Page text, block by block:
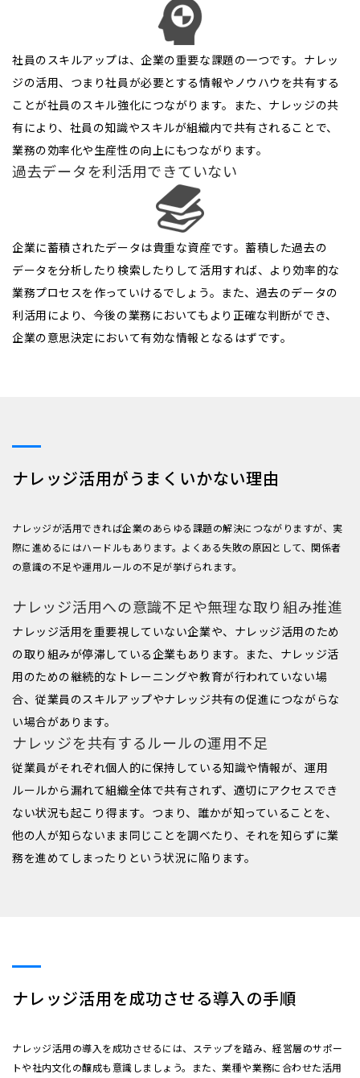
社員のスキルアップは、企業の重要な課題の一つです。ナレッ
ジの活用、つまり社員が必要とする情報やノウハウを共有する
ことが社員のスキル強化につながります。また、ナレッジの共
有により、社員の知識やスキルが組織内で共有されることで、
業務の効率化や生産性の向上にもつながります。
過去データを利活用できていない
企業に蓄積されたデータは貴重な資産です。蓄積した過去の
データを分析したり検索したりして活用すれば、より効率的な
業務プロセスを作っていけるでしょう。また、過去のデータの
利活用により、今後の業務においてもより正確な判断ができ、
企業の意思決定において有効な情報となるはずです。
ナレッジ活用がうまくいかない理由
ナレッジが活用できれば企業のあらゆる課題の解決につながりますが、実
際に進めるにはハードルもあります。よくある失敗の原因として、関係者
の意識の不足や運用ルールの不足が挙げられます。
ナレッジ活用への意識不足や無理な取り組み推進
ナレッジ活用を重要視していない企業や、ナレッジ活用のため
の取り組みが停滞している企業もあります。また、ナレッジ活
用のための継続的なトレーニングや教育が行われていない場
合、従業員のスキルアップやナレッジ共有の促進につながらな
い場合があります。
ナレッジを共有するルールの運用不足
従業員がそれぞれ個人的に保持している知識や情報が、運用
ルールから漏れて組織全体で共有されず、適切にアクセスでき
ない状況も起こり得ます。つまり、誰かが知っていることを、
他の人が知らないまま同じことを調べたり、それを知らずに業
務を進めてしまったりという状況に陥ります。
ナレッジ活用を成功させる導入の手順
ナレッジ活用の導入を成功させるには、ステップを踏み、経営層のサポー
トや社内文化の醸成も意識しましょう。また、業種や業務に合わせた活用